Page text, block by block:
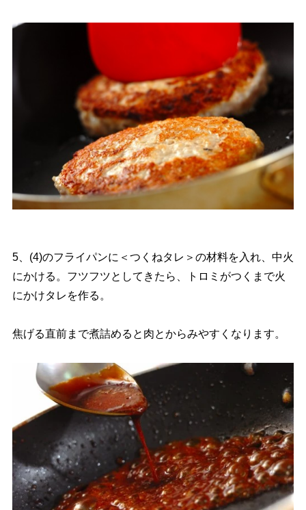
5、(4)のフライパンに＜つくねタレ＞の材料を入れ、中火
にかける。フツフツとしてきたら、トロミがつくまで火
にかけタレを作る。
焦げる直前まで煮詰めると肉とからみやすくなります。